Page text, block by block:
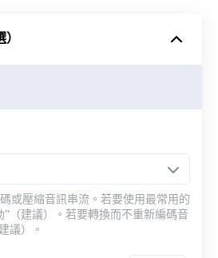
Google 雲端硬碟
或壓縮音訊串流。若要使用最常用的
（建議）。若要轉換而不重新編碼音
議）。